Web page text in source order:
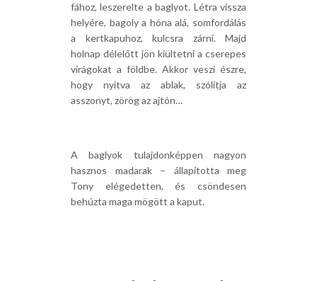
fához, leszerelte a baglyot. Létra vissza
helyére, bagoly a hóna alá, somfordálás
a kertkapuhoz, kulcsra zárni. Majd
holnap délelőtt jön kiültetni a cserepes
virágokat a földbe. Akkor veszi észre,
hogy nyitva az ablak, szólítja az
asszonyt, zörög az ajtón…
A baglyok tulajdonképpen nagyon
hasznos madarak – állapította meg
Tony elégedetten, és csöndesen
behúzta maga mögött a kaput.